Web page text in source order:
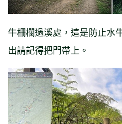
牛柵欄過溪處，這是防止水
出請記得把門帶上。